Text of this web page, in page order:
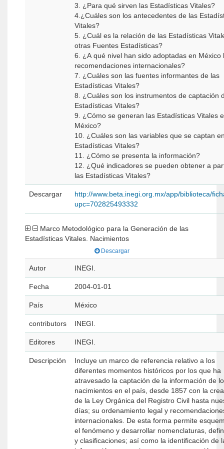
3. ¿Para qué sirven las Estadísticas Vitales?
4.¿Cuáles son los antecedentes de las
Vitales?
5. ¿Cuál es la relación de las Estadísticas
otras Fuentes Estadísticas?
6. ¿A qué nivel han sido adoptadas en México
recomendaciones internacionales?
7. ¿Cuáles son las fuentes informantes de las
Estadísticas Vitales?
8. ¿Cuáles son los instrumentos de captación
Estadísticas Vitales?
9. ¿Cómo se generan las Estadísticas Vitales
México?
10. ¿Cuáles son las variables que se captan
Estadísticas Vitales?
11. ¿Cómo se presenta la información?
12. ¿Qué indicadores se pueden obtener a
las Estadísticas Vitales?
Descargar
http://www.beta.inegi.org.mx/app/biblioteca/
upc=702825493332
Estadísticas Vitales. Nacimientos
Descargar
Autor INEGI.
Fecha 2004-01-01
País México
contributors INEGI.
Editores INEGI.
Descripción
Incluye un marco de referencia relativo a los
diferentes momentos históricos por los que ha
atravesado la captación de la información de
nacimientos en el país, desde 1857 con la
de la Ley Orgánica del Registro Civil hasta
días; su ordenamiento legal y
internacionales. De esta forma permite
el fenómeno y desarrollar nomenclaturas,
y clasificaciones; así como la identificación de